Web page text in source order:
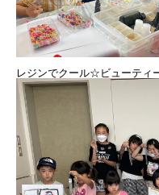
レジンでクール☆ビューティ